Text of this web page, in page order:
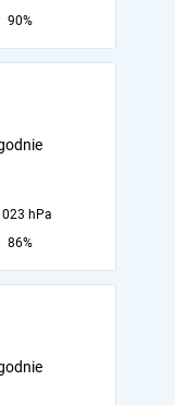
90%
hPa
86%